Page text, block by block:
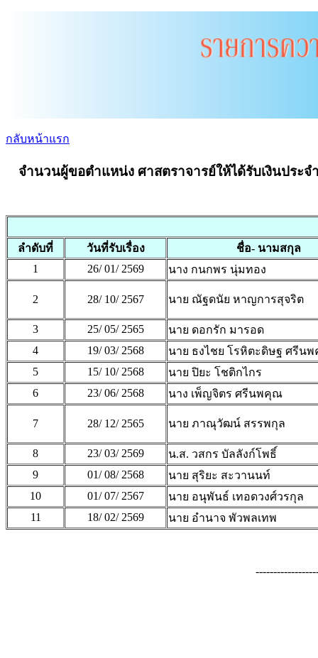
กลับหน้าแรก
จำนวนผู้ขอตำแหน่ง ศาสตราจารย์ให้ได้รับเงินประ
ลำดับที่ วันที่รับเรื่อง
ชื่อ- นามสกุล
1
26/ 01/ 2569 นาง กนกพร นุ่มทอง
2 28/ 10/ 2567 นาย ณัฐดนัย หาญการสุจริต
3 25/ 05/ 2565
นาย ดอกรัก มารอด
4
19/ 03/ 2568
นาย ธงไชย โรหิตะดิษฐ ศรีน
5
15/ 10/ 2568
นาย ปิยะ โชติกไกร
6
23/ 06/ 2568 นาง เพ็ญจิตร ศรีนพคุณ
7 28/ 12/ 2565 นาย ภาณุวัฒน์ สรรพกุล
8 23/ 03/ 2569
น.ส. วสกร บัลลังก์โพธิ์
9
01/ 08/ 2568
นาย สุริยะ สะวานนท์
10
01/ 07/ 2567
นาย อนุพันธ์ เทอดวงศ์วรกุล
11
18/ 02/ 2569 นาย อำนาจ พัวพลเทพ